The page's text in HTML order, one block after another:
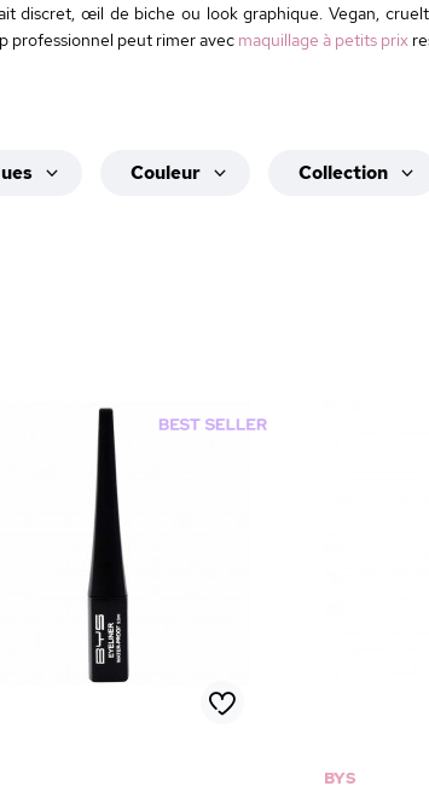
discret, œil de biche ou look graphique. Vegan,
professionnel peut rimer avec maquillage à petits prix
Couleur Collection
BYS